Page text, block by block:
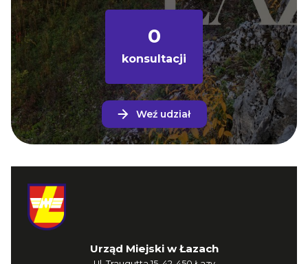
0
konsultacji
Weź udział
Urząd Miejski w Łazach